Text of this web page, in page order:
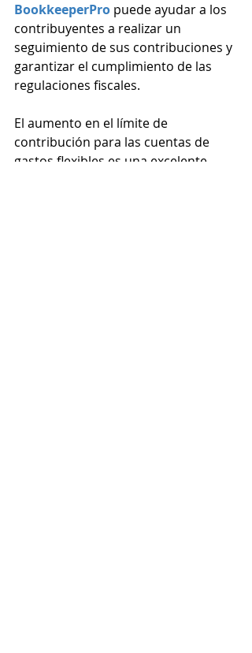
BookkeeperPro puede ayudar a los
contribuyentes a realizar un
seguimiento de sus contribuciones y
garantizar el cumplimiento de las
regulaciones fiscales.
El aumento en el límite de
contribución para las cuentas de
gastos flexibles es una excelente